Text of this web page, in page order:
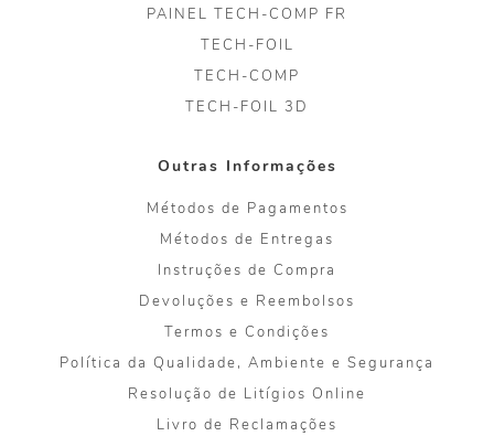
PAINEL TECH-COMP FR
TECH-FOIL
TECH-COMP
TECH-FOIL 3D
Outras Informações
Métodos de Pagamentos
Métodos de Entregas
Instruções de Compra
Devoluções e Reembolsos
Termos e Condições
Política da Qualidade, Ambiente e Segurança
Resolução de Litígios Online
Livro de Reclamações